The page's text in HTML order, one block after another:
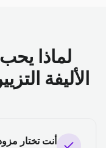
لماذا
الأليفة
أنت تختار